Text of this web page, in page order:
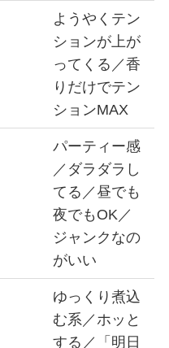
ようやくテン
ションが上が
ってくる／香
りだけでテン
ションMAX
パーティー感
／ダラダラし
てる／昼でも
夜でもOK／
ジャンクなの
がいい
ゆっくり煮込
む系／ホッと
する／「明日